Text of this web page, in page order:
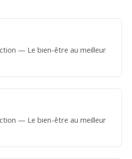
— Le bien-être au meilleur
— Le bien-être au meilleur